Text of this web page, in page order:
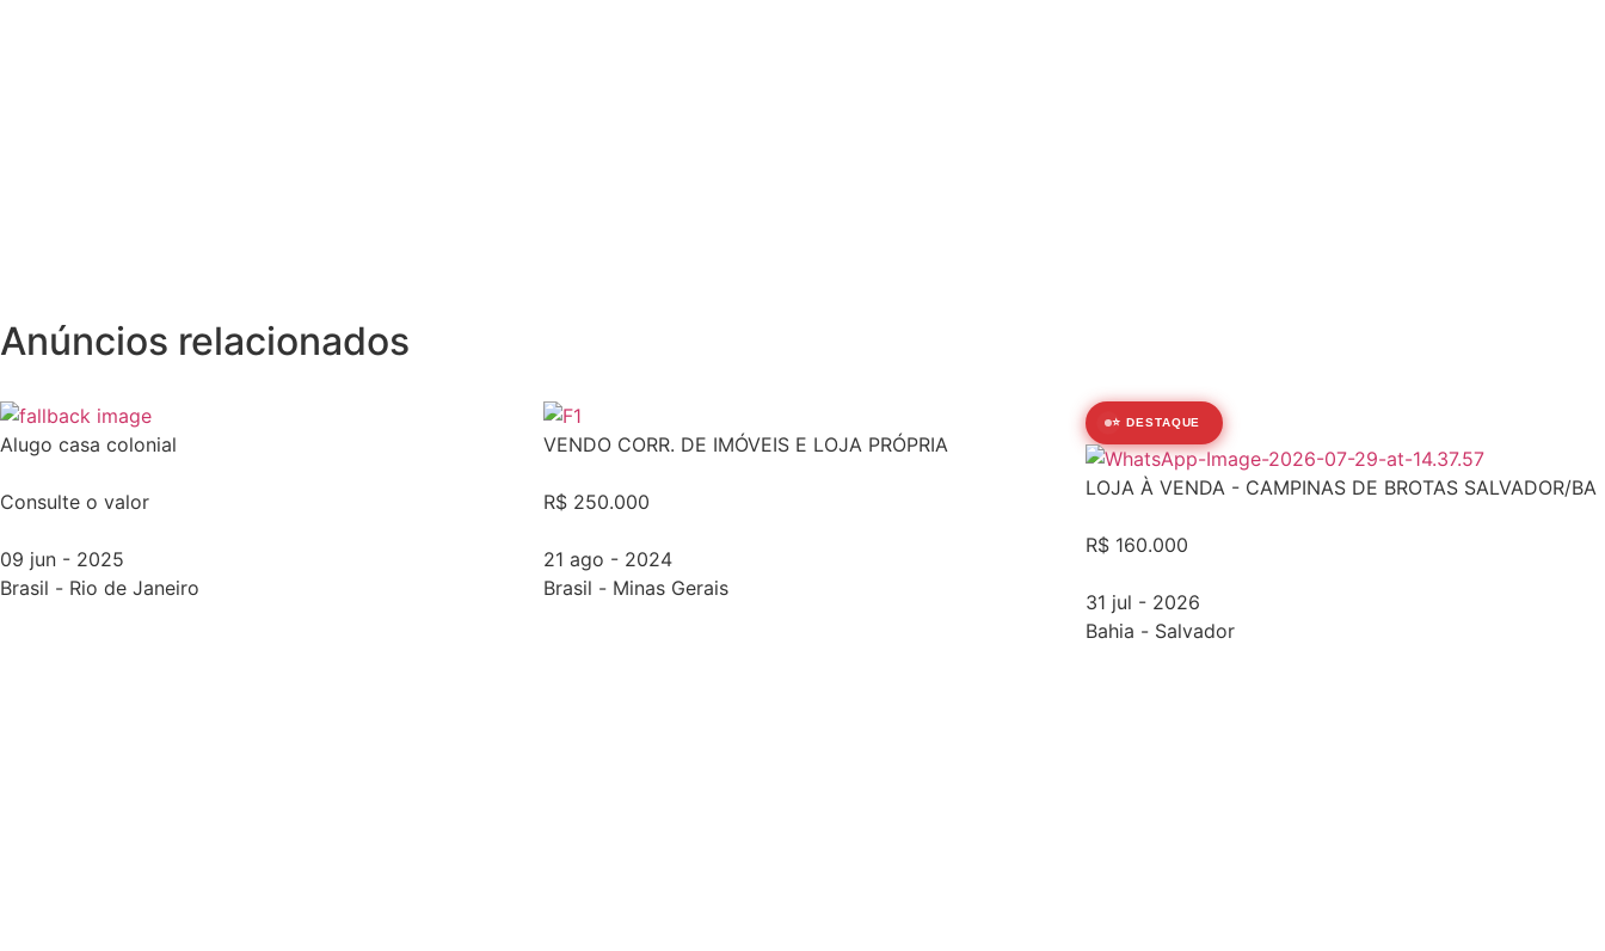
Anúncios relacionados
Alugo casa colonial
Consulte o valor
09 jun - 2025
Brasil - Rio de Janeiro
VENDO CORR. DE IMÓVEIS E LOJA PRÓPRIA
R$ 250.000
21 ago - 2024
Brasil - Minas Gerais
⭐ DESTAQUE
LOJA À VENDA - CAMPINAS DE BROTAS SALVADOR/BA
R$ 160.000
31 jul - 2026
Bahia - Salvador